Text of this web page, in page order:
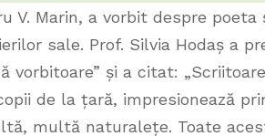
V. Marin, a vorbit despre poeta
sale. Prof. Silvia Hodaș a
și a citat:
de la țară, impresionează
multă naturalețe. Toate